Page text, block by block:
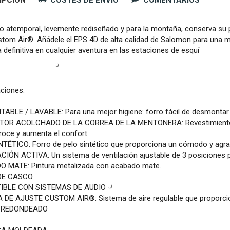
atemporal, levemente rediseñado y para la montaña, conserva
Air®. Añádele el EPS 4D de alta calidad de Salomon para una
definitiva en cualquier aventura en las estaciones de esquí
/ LAVABLE: Para una mejor higiene: forro fácil de
ACOLCHADO DE LA CORREA DE LA MENTONERA:
y aumenta el confort.
Forro de pelo sintético que proporciona un cómodo y
ACTIVA: Un sistema de ventilación ajustable de 3 posiciones
MATE: Pintura metalizada con acabado mate.
CASCO
CON SISTEMAS DE AUDIO
DE AJUSTE CUSTOM AIR®: Sistema de aire regulable que